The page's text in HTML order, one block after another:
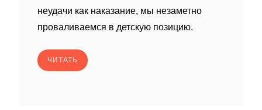
неудачи как наказание, мы незаметно
проваливаемся в детскую позицию.
ЧИТАТЬ